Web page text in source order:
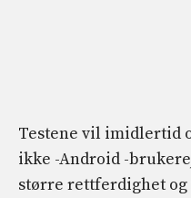
Testene vil imidlertid
ikke -Android -
større rettferdighet